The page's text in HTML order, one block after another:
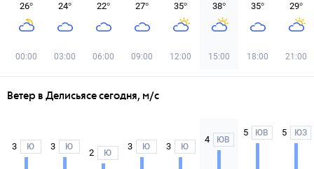
26°
00:00
24°
03:00
22°
06:00
27°
09:00
35°
12:00
38°
15:00
35°
18:00
29°
21:00
Ветер в Делисьясе сегодня, м/с
3 Ю 3 Ю
2 Ю
3 Ю 3 Ю
4 ЮВ
5 ЮВ 5 ЮЗ